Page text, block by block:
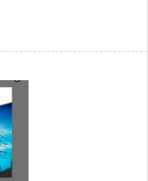
。估计会有人纳闷，怎么
相应会有所下降。 2、根